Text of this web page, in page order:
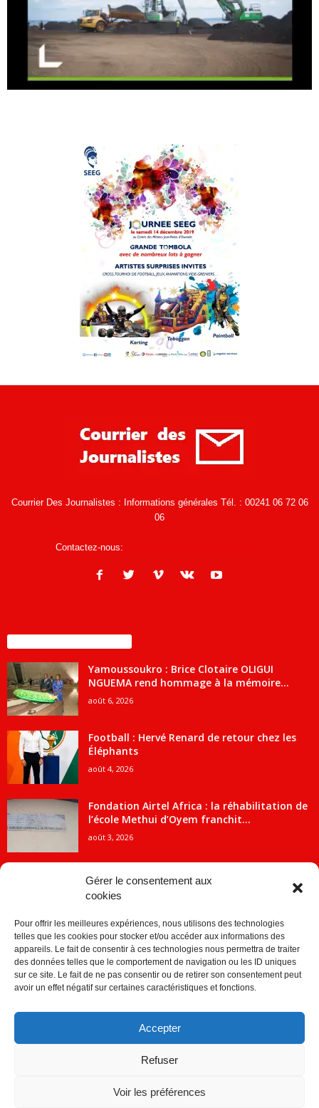
Gérer le consentement aux
cookies
Pour offrir les meilleures expériences, nous utilisons des technologies
telles que les cookies pour stocker et/ou accéder aux informations des
appareils. Le fait de consentir à ces technologies nous permettra de traiter
des données telles que le comportement de navigation ou les ID uniques
sur ce site. Le fait de ne pas consentir ou de retirer son consentement peut
avoir un effet négatif sur certaines caractéristiques et fonctions.
Accepter
Refuser
Voir les préférences
Courrier Des Journalistes : Informations générales Tél. : 00241 06 72 06
06
Contactez-nous:
Yamoussoukro : Brice Clotaire OLIGUI
NGUEMA rend hommage à la mémoire...
août 6, 2026
Football : Hervé Renard de retour chez les
Éléphants
août 4, 2026
Fondation Airtel Africa : la réhabilitation de
l’école Methui d’Oyem franchit...
août 3, 2026
CATÉGORIE POPULAIRE
ACTUALITES
Economie 2091
1840
Société
Sport 859